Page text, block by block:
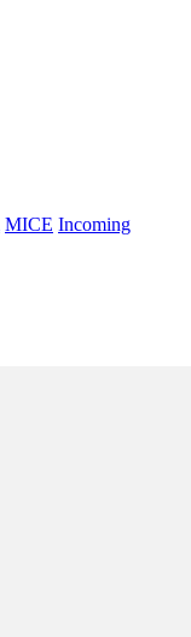
MICE Incoming